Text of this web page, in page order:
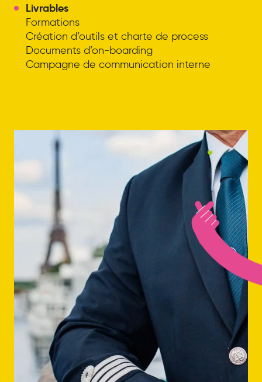
Livrables
Formations
Création d’outils et charte de process
Documents d’on-boarding
Campagne de communication interne